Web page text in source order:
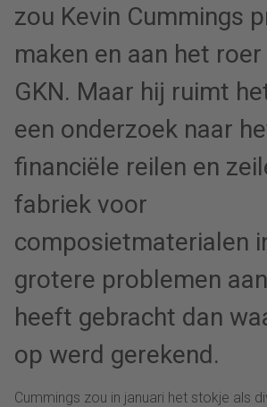
zou Kevin Cummings
maken en aan het
GKN. Maar hij ruimt
een onderzoek naar
financiële reilen en
fabriek voor
composietmaterialen
grotere problemen
heeft gebracht dan
op werd gerekend.
Cummings zou in januari het stokje als